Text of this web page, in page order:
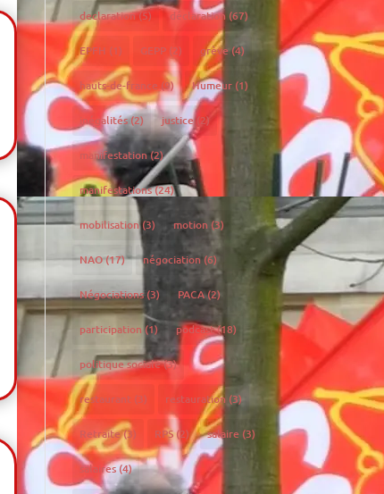
declaration(5) déclaration(67)
EPFH (1) GEPP(2) grève(4)
hauts-de-france (9) Humeur(1)
inégalités(2) justice(2)
manifestation(2)
manifestations(24)
mobilisation(3) motion (3)
NAO(17) négociation(6)
Négociations(3) PACA(2)
participation (1) podcast(18)
politique sociale(3)
restaurant (3) restauration(3)
Retraite(3) RPS(2) salaire(3)
salaires(4)